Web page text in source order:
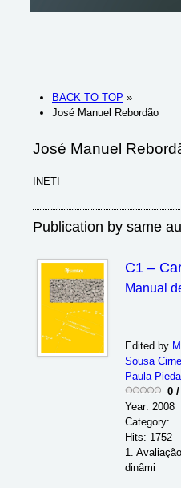
BACK TO TOP »
José Manuel Rebordão
José Manuel
INETI
Publication by same
C1 –
Manual
Edited by
Sousa Cirne
Paula
0 /
Year: 2008
Category:
Hits: 1752
1.
dinâmi